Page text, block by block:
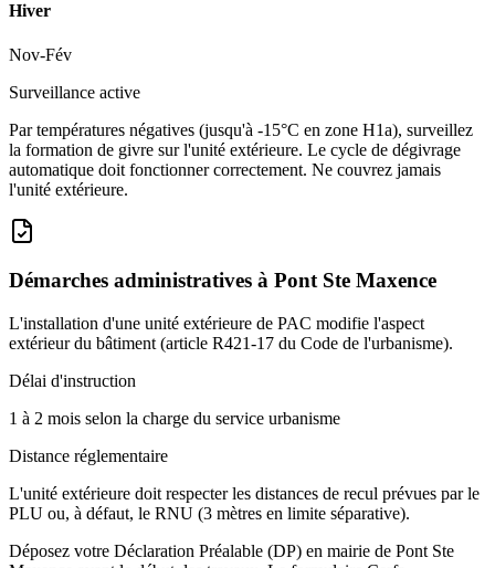
Hiver
Nov-Fév
Surveillance active
Par températures négatives (jusqu'à -15°C en zone H1a), surveillez
la formation de givre sur l'unité extérieure. Le cycle de dégivrage
automatique doit fonctionner correctement. Ne couvrez jamais
l'unité extérieure.
Démarches administratives à Pont Ste Maxence
L'installation d'une unité extérieure de PAC modifie l'aspect
extérieur du bâtiment (article R421-17 du Code de l'urbanisme).
Délai d'instruction
1 à 2 mois selon la charge du service urbanisme
Distance réglementaire
L'unité extérieure doit respecter les distances de recul prévues par le
PLU ou, à défaut, le RNU (3 mètres en limite séparative).
Déposez votre Déclaration Préalable (DP) en mairie de Pont Ste